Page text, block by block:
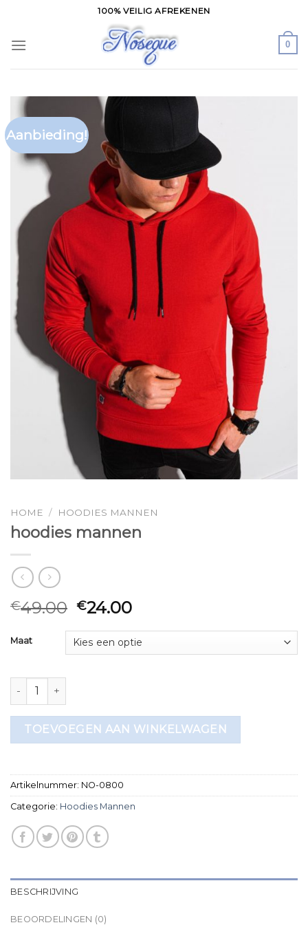
content
100% VEILIG AFREKENEN
0
Aanbieding!
HOME / HOODIES MANNEN
hoodies mannen
€49.00 €24.00
Maat
hoodies mannen aantal
TOEVOEGEN AAN WINKELWAGEN
Artikelnummer: NO-0800
Categorie: Hoodies Mannen
BESCHRIJVING
BEOORDELINGEN (0)